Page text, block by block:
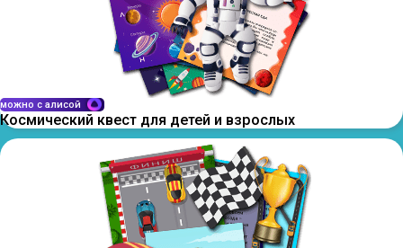
можно с алисой
Космический квест для детей и взрослых